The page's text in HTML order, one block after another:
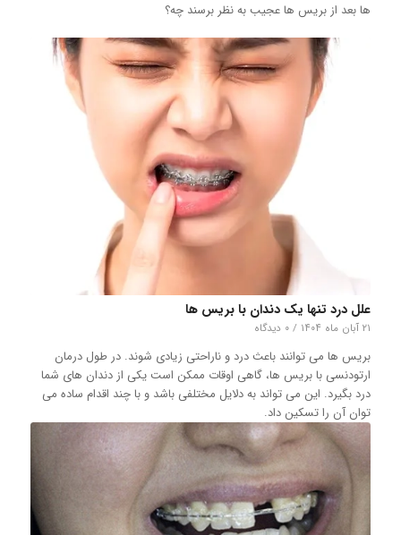
ها بعد از بریس ها عجیب به نظر برسند چه؟
علل درد تنها یک دندان با بریس ها
۲۱ آبان ماه ۱۴۰۴ / ۰ دیدگاه
بریس ها می توانند باعث درد و ناراحتی زیادی شوند. در طول درمان
ارتودنسی با بریس ها، گاهی اوقات ممکن است یکی از دندان های شما
درد بگیرد. این می تواند به دلایل مختلفی باشد و با چند اقدام ساده می
توان آن را تسکین داد.